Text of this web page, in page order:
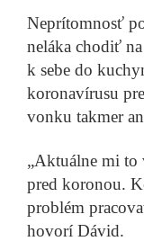
Neprítomnosť
neláka chodiť
k sebe do
koronavírusu
vonku takmer
„Aktuálne mi to
pred koronou.
problém
hovorí Dávid.